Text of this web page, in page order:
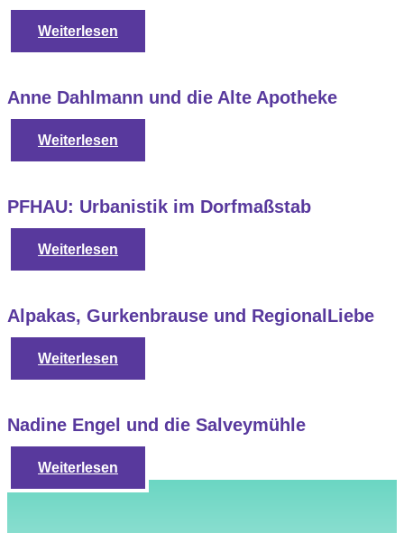
Weiterlesen
Anne Dahlmann und die Alte Apotheke
Weiterlesen
PFHAU: Urbanistik im Dorfmaßstab
Weiterlesen
Alpakas, Gurkenbrause und RegionalLiebe
Weiterlesen
Nadine Engel und die Salveymühle
Weiterlesen